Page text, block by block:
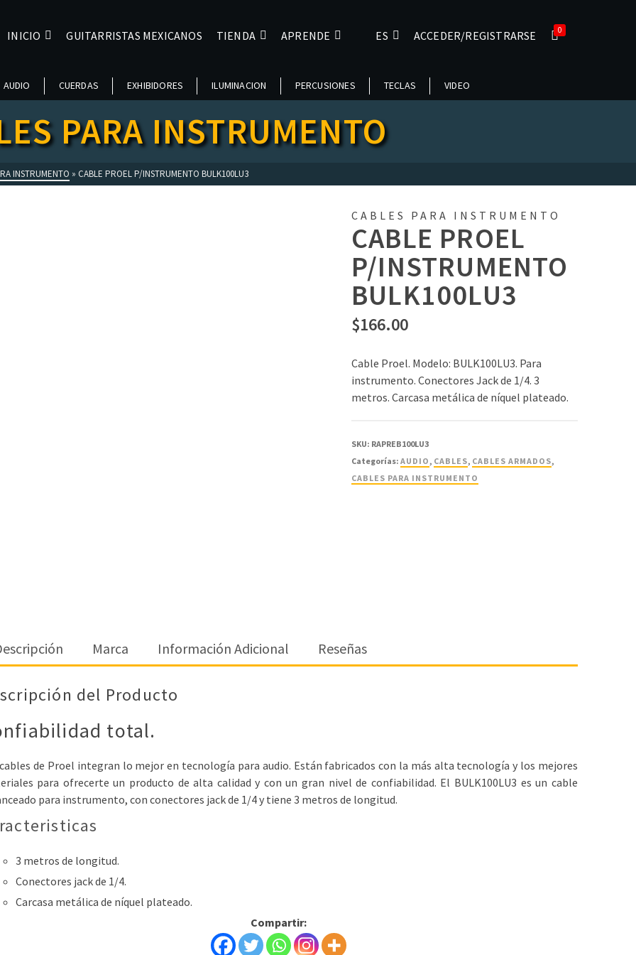
INICIO GUITARRISTAS MEXICANOS TIENDA APRENDE ES ACCEDER/REGISTRARSE 0
AUDIO CUERDAS EXHIBIDORES ILUMINACION PERCUSIONES TECLAS VIDEO
PARA INSTRUMENTO
INSTRUMENTO » CABLE PROEL P/INSTRUMENTO BULK100LU3
CABLES PARA INSTRUMENTO
CABLE PROEL
P/INSTRUMENTO
BULK100LU3
$166.00
Cable Proel. Modelo: BULK100LU3. Para
instrumento. Conectores Jack de 1/4. 3
metros. Carcasa metálica de níquel plateado.
SKU: RAPREB100LU3
Categorías: AUDIO, CABLES, CABLES ARMADOS,
CABLES PARA INSTRUMENTO
Marca Información Adicional Reseñas
del Producto
total.
de Proel integran lo mejor en tecnología para audio. Están fabricados con la más alta tecnología y los mejores
para ofrecerte un producto de alta calidad y con un gran nivel de confiabilidad. El BULK100LU3 es un cable
para instrumento, con conectores jack de 1/4 y tiene 3 metros de longitud.
3 metros de longitud.
Conectores jack de 1/4.
Carcasa metálica de níquel plateado.
Compartir: